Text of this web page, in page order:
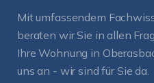
Mit umfassendem
beraten wir Sie in allen
Ihre Wohnung in
uns an - wir sind für Sie da.